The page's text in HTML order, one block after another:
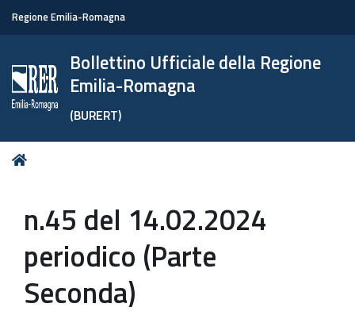
Regione Emilia-Romagna
Bollettino Ufficiale della Regione
Emilia-Romagna
(BURERT)
Tu
n.45 del 14.02.2024
periodico (Parte
Seconda)